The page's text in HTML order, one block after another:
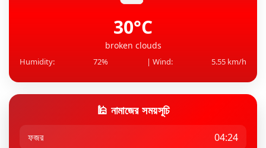
এআই’র ডেটা সেন্টারের জন্য গ্যাসভিত্তিক বিদ্যুৎকেন্দ্র
30°C
broken clouds
Humidity: 72% | Wind: 5.55 km/h
🕌 নামাজের সময়সূচি
ফজর 04:24